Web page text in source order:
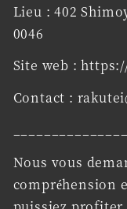
Lieu : 402
0046
Site web :
Contact :
Nous vous
compréhension